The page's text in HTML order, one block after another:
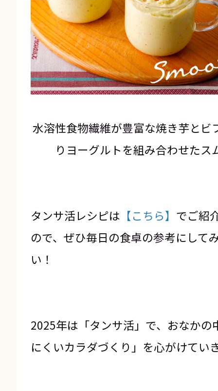
水溶性食物繊維が豊富な焼き芋とビ
りヨーグルトを組み合わせたス
タンサ活レシピは 【こちら】 でご紹
ので、ぜひ毎日の食卓の参考にして
い！
2025年は「タンサ活」で、おなかの
にくいカラダづくり」を心がけてい